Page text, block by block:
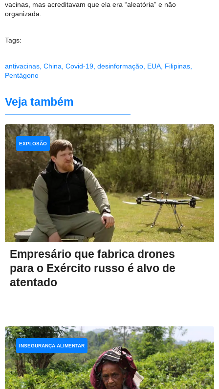
vacinas, mas acreditavam que ela era “aleatória” e não
organizada.
Tags:
antivacinas China Covid-19 desinformação EUA Filipinas
Pentágono
Veja também
Empresário que fabrica drones
para o Exército russo é alvo de
atentado
EXPLOSÃO
INSEGURANÇA ALIMENTAR